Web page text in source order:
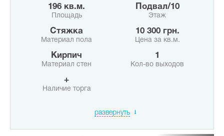
196 кв.м.
Площадь
подвал/10
Этаж
Стяжка
Материал пола
10 300 грн.
Цена за кв.м.
Кирпич
Материал стен
1
Кол-во выходов
+
Наличие торга
развернуть